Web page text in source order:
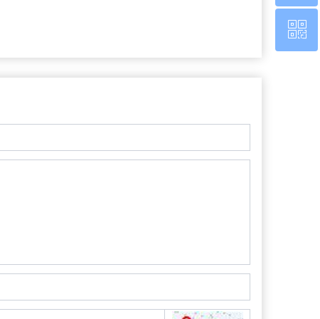
0760-22220651
ꀥ